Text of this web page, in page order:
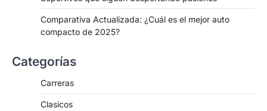
Comparativa Actualizada: ¿Cuál es el mejor auto
compacto de 2025?
Categorías
Carreras
Clasicos